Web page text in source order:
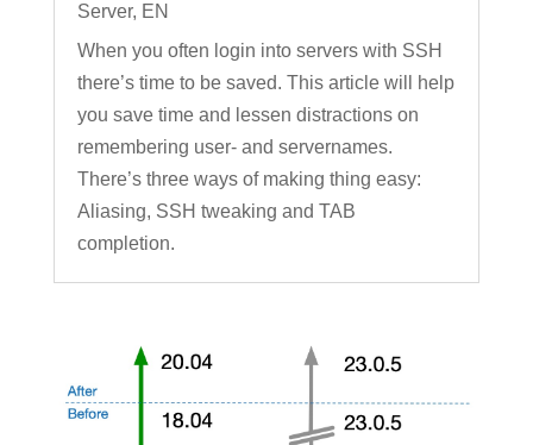
Server, EN
When you often login into servers with SSH
there’s time to be saved. This article will help
you save time and lessen distractions on
remembering user- and servernames.
There’s three ways of making thing easy:
Aliasing, SSH tweaking and TAB
completion.